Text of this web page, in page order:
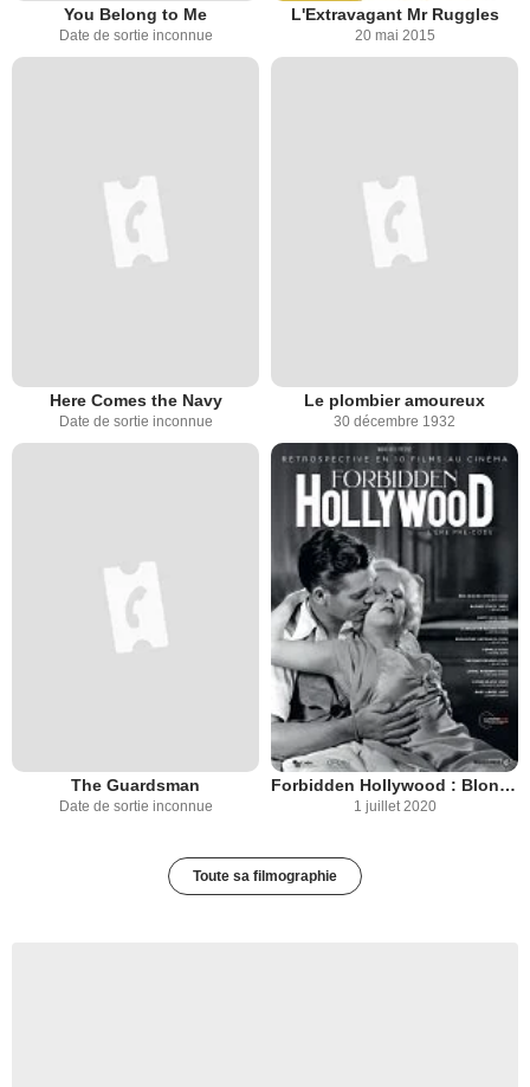
You Belong to Me
Date de sortie inconnue
L'Extravagant Mr Ruggles
20 mai 2015
Here Comes the Navy
Date de sortie inconnue
Le plombier amoureux
30 décembre 1932
The Guardsman
Date de sortie inconnue
Forbidden Hollywood : Blonde Crazy
1 juillet 2020
Toute sa filmographie